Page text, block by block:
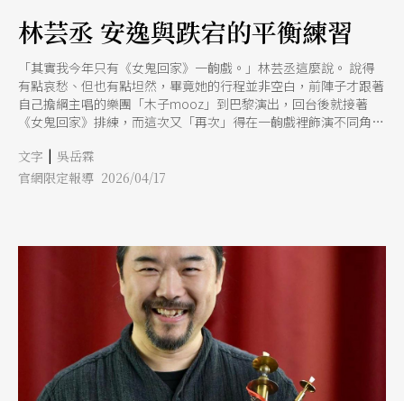
林芸丞 安逸與跌宕的平衡練習
「其實我今年只有《女鬼回家》一齣戲。」林芸丞這麼說。 說得
有點哀愁、但也有點坦然，畢竟她的行程並非空白，前陣子才跟著
自己擔綱主唱的樂團「木子mooz」到巴黎演出，回台後就接著
《女鬼回家》排練，而這次又「再次」得在一齣戲裡飾演不同角色
去年的林芸丞多少迎來人生裡最繁忙的階段，一路接演烏犬劇場
《你說的我不相信》、貳零零參製作所《逝》、烏貓戲出《阿貓姐
自己在3年前曾檢查出甲狀腺結節，必須動微創手術，一度焦慮會
傷到賴以為生的喉嚨；不過，喉嚨沒事，反而因為動到胸腔，一度
氣息不足，沒辦法順利唱歌。但當時的她，急著想登上舞台，手術
後兩個月就在大稻埕碼頭演出全本《林投姐》，「老師有問我說
OK嗎，我就覺得可以！但實情是就算降調，還是唱不到那個高
音。拼了老命，始終達不到標準。」林芸丞認為那是人生最丟臉的
一場演出。 「其實就是需要時間。」現在回想起來，林芸丞這麼
說。後來聲音慢慢回來了，也接上了那段人生裡最珍惜、最精采的
演出週期。此時的林芸丞更能理解，安逸與跌宕、甘心平淡與固執
文字 | 吳岳霖
官網限定報導 2026/04/17